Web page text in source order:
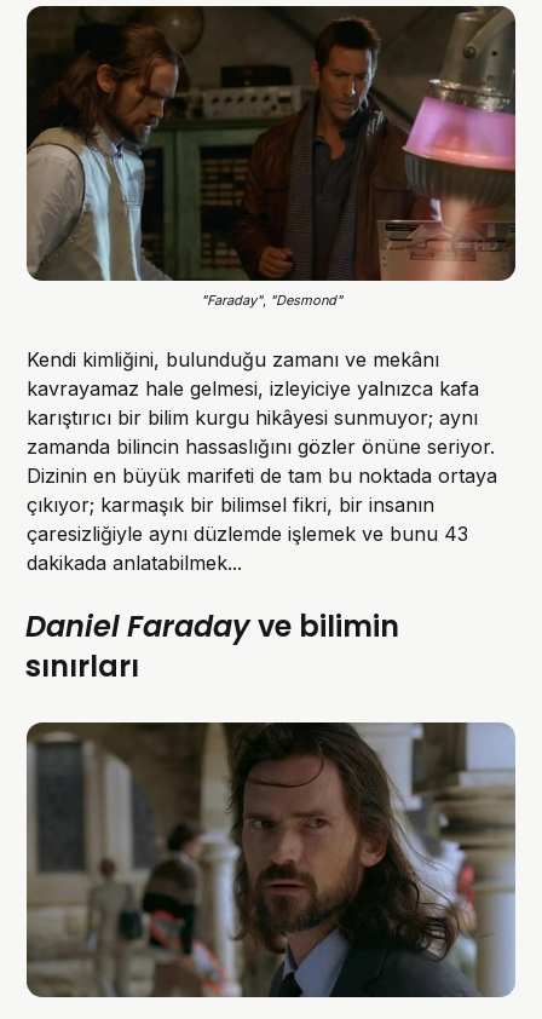
"Faraday", "Desmond"
Kendi kimliğini, bulunduğu zamanı ve mekânı
kavrayamaz hale gelmesi, izleyiciye yalnızca kafa
karıştırıcı bir bilim kurgu hikâyesi sunmuyor; aynı
zamanda bilincin hassaslığını gözler önüne seriyor.
Dizinin en büyük marifeti de tam bu noktada ortaya
çıkıyor; karmaşık bir bilimsel fikri, bir insanın
çaresizliğiyle aynı düzlemde işlemek ve bunu 43
dakikada anlatabilmek...
Daniel Faradayve bilimin
sınırları